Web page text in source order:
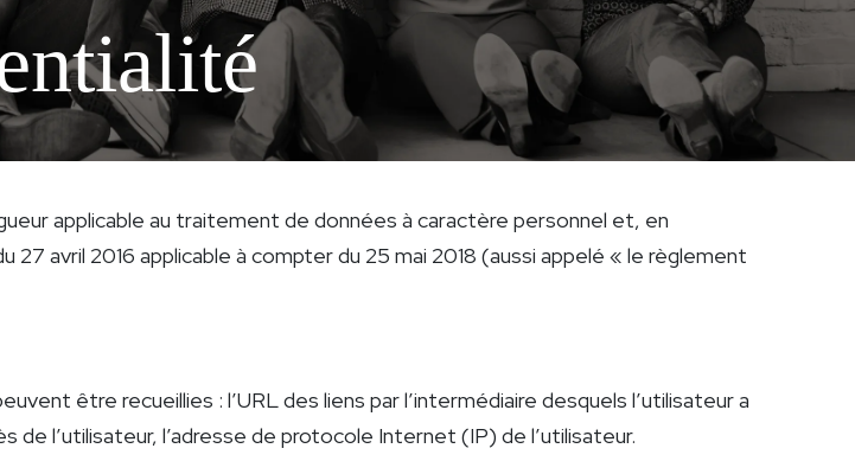
applicable au traitement de données à caractère personnel et, en
avril 2016 applicable à compter du 25 mai 2018 (aussi appelé « le règlement
être recueillies : l’URL des liens par l’intermédiaire desquels l’utilisateur a
de l’utilisateur, l’adresse de protocole Internet (IP) de l’utilisateur.